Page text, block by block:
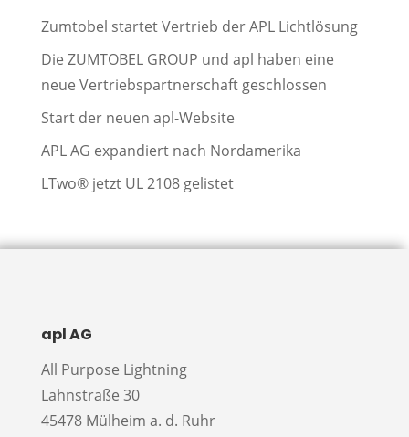
Zumtobel startet Vertrieb der APL Lichtlösung
Die ZUMTOBEL GROUP und apl haben eine
neue Vertriebspartnerschaft geschlossen
Start der neuen apl-Website
APL AG expandiert nach Nordamerika
LTwo® jetzt UL 2108 gelistet
apl AG
All Purpose Lightning
Lahnstraße 30
45478 Mülheim a. d. Ruhr